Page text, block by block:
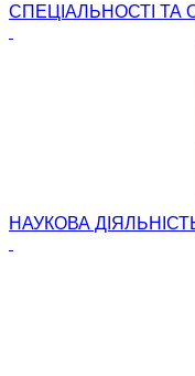
СПЕЦІАЛЬНОСТІ ТА
НАУКОВА